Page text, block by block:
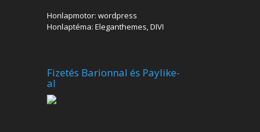
Honlapmotor: wordpress
Honlaptéma: Eleganthemes, DIVI
Fizetés Barionnal és Paylike-
al